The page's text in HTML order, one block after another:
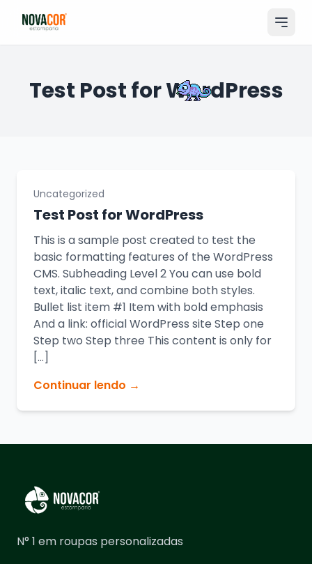
para
Tamanhos
Solicitar Orçamento
Test Post for WordPress
Uncategorized
Test Post for WordPress
This is a sample post created to test the
basic formatting features of the WordPress
CMS. Subheading Level 2 You can use bold
text, italic text, and combine both styles.
Bullet list item #1 Item with bold emphasis
And a link: official WordPress site Step one
Step two Step three This content is only for
[…]
Continuar lendo →
N° 1 em roupas personalizadas